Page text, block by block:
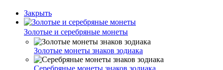
Закрыть
Золотые и серебряные монеты
Золотые монеты знаков зодиака
Серебряные монеты знаков зодиака